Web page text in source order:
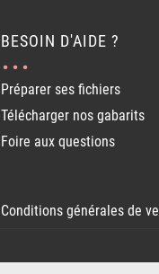
BESOIN D'AIDE ?
Préparer ses fichiers
Télécharger nos gabarits
Foire aux questions
Conditions générales de